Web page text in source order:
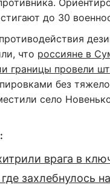
до 30
что россияне в
границы провели
без
село
врага в
захлебнулось